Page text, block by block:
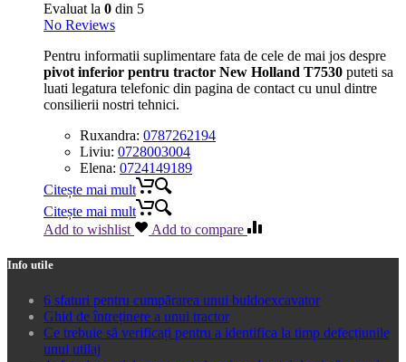
Evaluat la 0 din 5
No Reviews
Pentru informatii suplimentare fata de cele de mai jos despre
pivot inferior pentru tractor New Holland T7530 puteti sa
luati legatura telefonic din pagina de contact cu unul dintre
consilierii nostri tehnici.
Ruxandra: 0787262194
Liviu: 0728003004
Elena: 0724149189
Citește mai mult
Citește mai mult
Add to wishlist
Add to compare
Info utile
6 sfaturi pentru cumpărarea unui buldoexcavator
Ghid de întreținere a unui tractor
Ce trebuie să verificați pentru a identifica la timp defecțiunile
unui utilaj